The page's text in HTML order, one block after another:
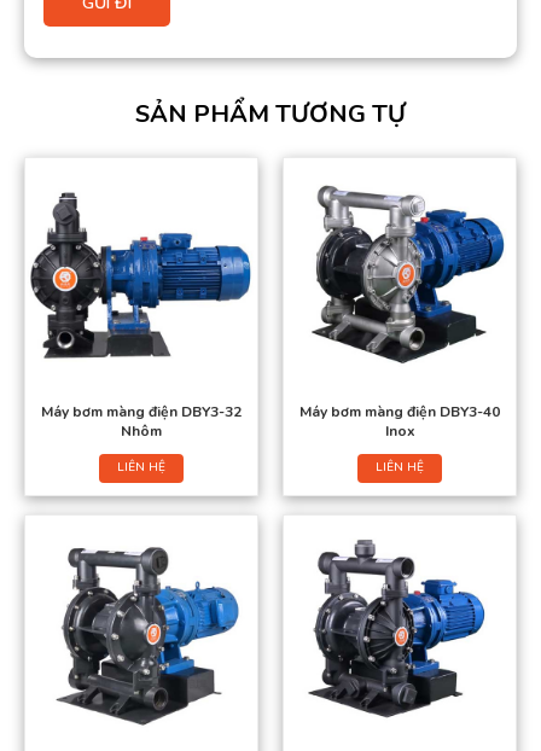
SẢN PHẨM TƯƠNG TỰ
Máy bơm màng điện DBY3-32
Nhôm
LIÊN HỆ
Máy bơm màng điện DBY3-40
Inox
LIÊN HỆ